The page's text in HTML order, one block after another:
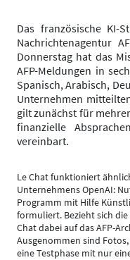
Das französische KI-
Nachrichtenagentur
Donnerstag hat das
AFP-Meldungen in
Spanisch, Arabisch,
Unternehmen
gilt zunächst für
finanzielle
vereinbart.
Le Chat funktioniert
Unternehmens OpenAI:
Programm mit Hilfe
formuliert. Bezieht sich die
Chat dabei auf das AFP-
Ausgenommen sind
eine Testphase mit nur